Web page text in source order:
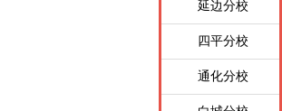
延边分校
四平分校
通化分校